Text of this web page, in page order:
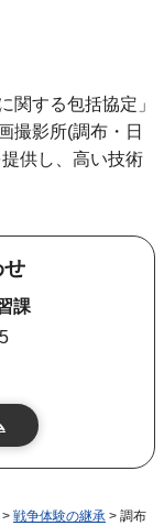
関する包括協定」
撮影所(調布・日
供し、高い技術
せ
課
> 戦争体験の継承 > 調布